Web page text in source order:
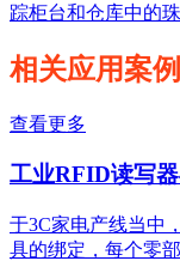
踪柜台和仓库中的珠
相关应用案
查看更多
工业RFID读写
于3C家电产线当中
具的绑定，每个零